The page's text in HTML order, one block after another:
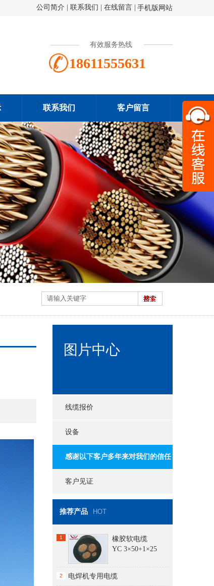
手机版网站
公司简介 联系我们 在线留言
有效服务热线
18611555631
联系我们 客户留言
图片中心
线缆报价
设备
感谢以下客户多年来对我们的信任
与支持客户见证
推荐产品 HOT
1
橡胶软电缆
YC 3×50+1×25
2 电焊机专用电缆
扫一